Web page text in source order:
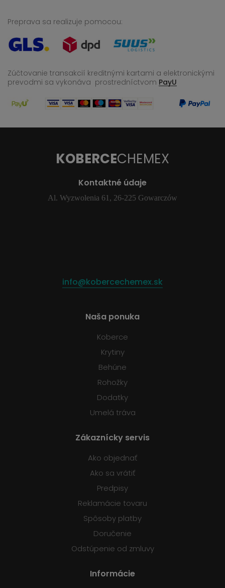
Preprava sa realizuje pomocou:
Zúčtovanie transakcií kreditnými kartami a elektronickými
prevodmi sa vykonáva prostredníctvom PayU
KOBERCECHEMEX
Kontaktné údaje
Al. Wyzwolenia 61, 26-225 Gowarczów
info@kobercechemex.sk
Naša ponuka
Koberce
Krytiny
Behúne
Rohožky
Dodatky
Umelá tráva
Zákaznícky servis
Ako objednať
Ako sa vrátiť
Predpisy
Reklamácie tovaru
Spôsoby platby
Doručenie
Odstúpenie od zmluvy
Informácie